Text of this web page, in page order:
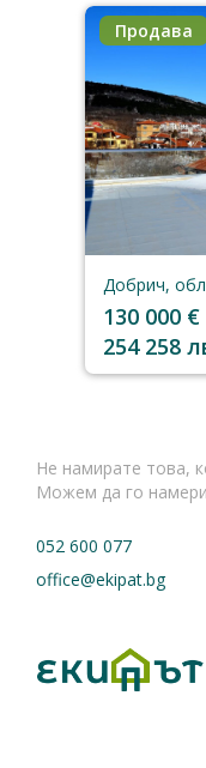
Продава
130 000 €
254 258
Не намирате това,
Можем да го
052 600 077
office@ekipat.bg